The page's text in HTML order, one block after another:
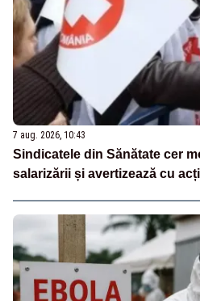
7 aug. 2026, 10:43
Sindicatele din Sănătate cer
salarizării și avertizează cu